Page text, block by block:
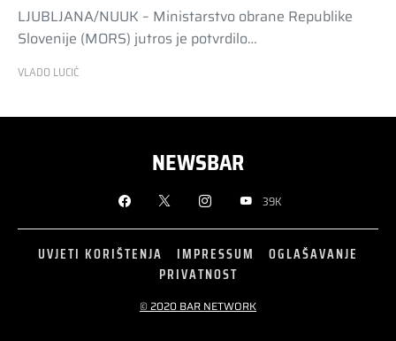
LJUBLJANA/NUUK – Ministarstvo obrane Republike
Slovenije (MORS) jutros je potvrdilo…
VLADO LUCIĆ
NEWSBAR
39K
UVJETI KORIŠTENJA IMPRESSUM
OGLAŠAVANJE
PRIVATNOST
© 2020 BAR NETWORK